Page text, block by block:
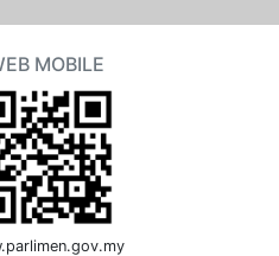
MOBILE